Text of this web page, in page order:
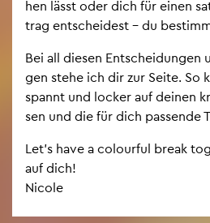
hen lässt oder dich für einen
trag ent­schei­dest – du
Bei all die­sen Ent­schei­dun­gen
gen stehe ich dir zur Seite. So
spannt und lo­cker auf dei­nen
sen und die für dich pas­sen­de
Let’s have a co­lour­ful break
auf dich!
Ni­co­le